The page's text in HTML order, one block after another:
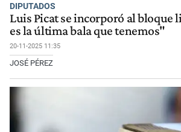
DIPUTADOS
Luis Picat se incorporó al bloque
es la última bala que tenemos"
20-11-2025 11:35
JOSÉ PÉREZ